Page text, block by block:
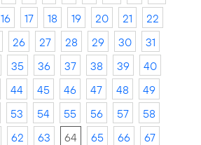
16 17 18 19 20 21
22
26 27 28 29 30
31
35 36 37 38 39
40
44 45 46 47 48
49
53 54 55 56 57
58
62 63 64 65 66
67